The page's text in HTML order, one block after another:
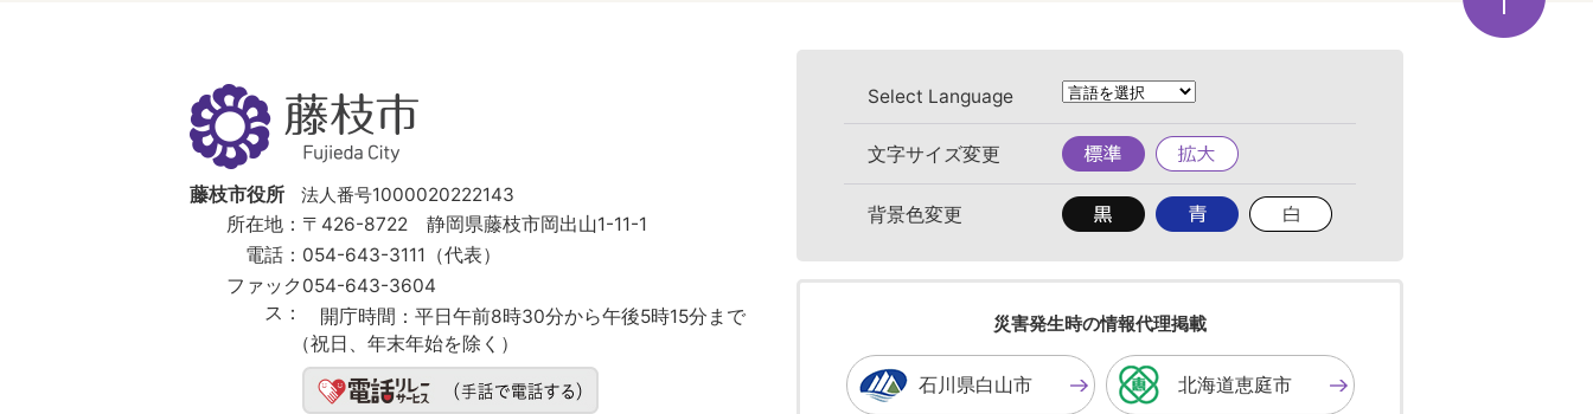
ジ
の
藤
枝
市
Fujieda
City
藤枝市役所
法人番号1000020222143
所在地： 〒426-8722 静岡県藤枝市岡出山1-11-1
電話： 054-643-3111（代表）
ファック
ス：
054-643-3604
開庁時間： 平日午前8時30分から午後5時15分まで
（祝日、年末年始を除く）
Select Language
文字サイズ変更
標
準
拡
大
背景色変更
背
景
色
す
る
背
景
色
る
背
景
る
災害発生時の情報代理掲載
石川県白山市 北海道恵庭市